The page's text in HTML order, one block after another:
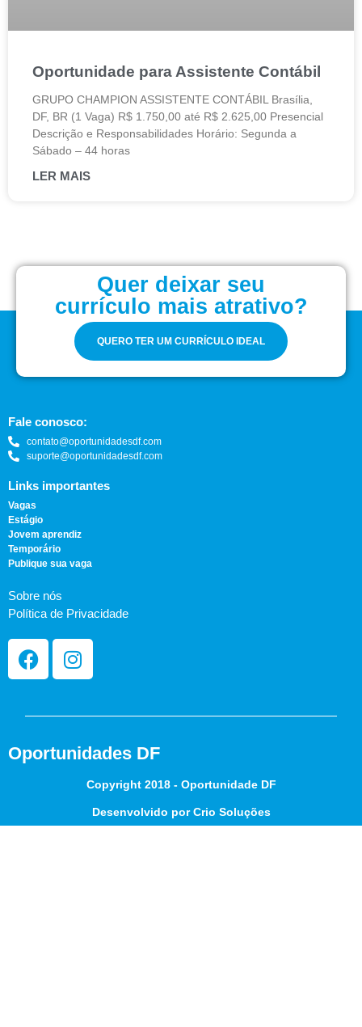
Oportunidade para Assistente Contábil
GRUPO CHAMPION ASSISTENTE CONTÁBIL Brasília,
DF, BR (1 Vaga) R$ 1.750,00 até R$ 2.625,00 Presencial
Descrição e Responsabilidades Horário: Segunda a
Sábado – 44 horas
LER MAIS
Quer deixar seu
currículo mais atrativo?
QUERO TER UM CURRÍCULO IDEAL
Fale conosco:
contato@oportunidadesdf.com
suporte@oportunidadesdf.com
Links importantes
Vagas
Estágio
Jovem aprendiz
Temporário
Publique sua vaga
Sobre nós
Política de Privacidade
Oportunidades DF
Copyright 2018 - Oportunidade DF
Desenvolvido por Crio Soluções